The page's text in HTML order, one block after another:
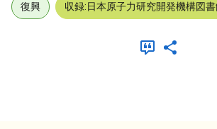
復興 収録:日本原子力研究開発機構図